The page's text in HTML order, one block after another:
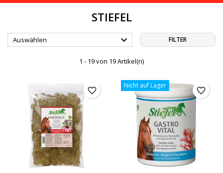
STIEFEL
Auswählen  FILTER
1 - 19 von 19 Artikel(n)
favorite_border
Nicht auf Lager
favorite_border